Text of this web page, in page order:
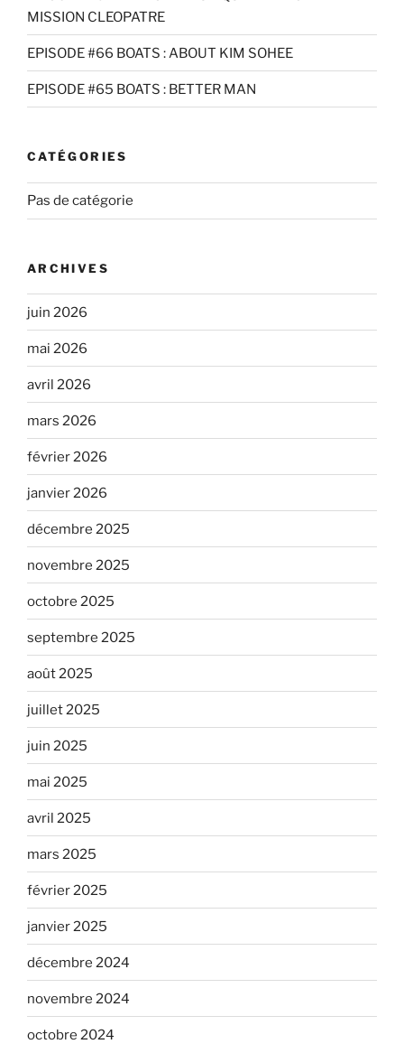
MISSION CLEOPATRE
EPISODE #66 BOATS : ABOUT KIM SOHEE
EPISODE #65 BOATS : BETTER MAN
CATÉGORIES
Pas de catégorie
ARCHIVES
juin 2026
mai 2026
avril 2026
mars 2026
février 2026
janvier 2026
décembre 2025
novembre 2025
octobre 2025
septembre 2025
août 2025
juillet 2025
juin 2025
mai 2025
avril 2025
mars 2025
février 2025
janvier 2025
décembre 2024
novembre 2024
octobre 2024